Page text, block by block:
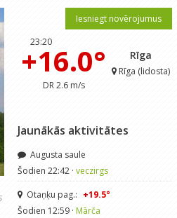
Iesniegt novērojumus
23:20
+16.0°
DR 2.6 m/s
Rīga
Rīga (lidosta)
Jaunākās aktivitātes
Augusta saule
Šodien 22:42 · veczirgs
Otaņķu pag.: +19.5°
Šodien 12:59 · Mārča